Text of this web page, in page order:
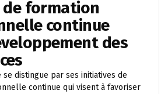
formation
continue
des
se distingue par ses initiatives de
continue qui visent à favoriser